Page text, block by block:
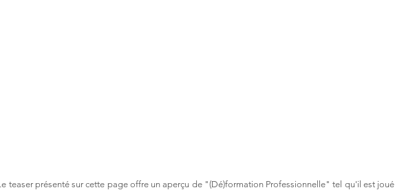
teaser présenté sur cette page offre un aperçu de "(Dé)formation Professionnelle" tel qu'il est joué